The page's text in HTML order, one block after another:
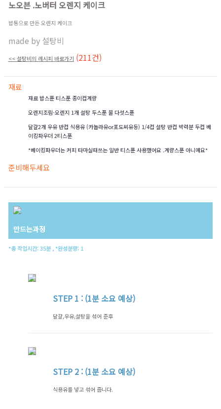
노오븐 .노버터 오렌지 케이크
밥통으로 만든 오렌지 케이크
made by 설탕비
<< 설탕비의 레시피 바로가기 (211건)
재료
재료 밥스푼 티스푼 종이컵계량
오렌지조림-오렌지 1개 설탕 두스푼 물 다섯스푼
달걀2개 우유 반컵 식용유 (카놀라유or포도씨유등) 1/4컵 설탕 반컵 박력분 두컵 베
이킹파우더 2티스푼
*베이킹파우더는 커피 타마실때쓰는 일반 티스푼 사용했어요 .계량스푼 아니예요*
준비해두세요
만드는과정
*총 작업시간: 35분 , *완성분량: 1
STEP1 : (1분 소요 예상)
달걀,우유,설탕을 섞어 준후
STEP2 : (1분 소요 예상)
식용유를 넣고 섞어 줍니다.